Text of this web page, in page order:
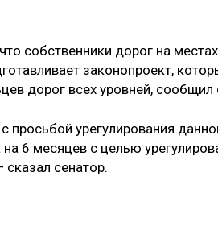
собственники дорог на
законопроект,
дорог всех уровней, сообщил
просьбой урегулирования
6 месяцев с целью
сенатор.